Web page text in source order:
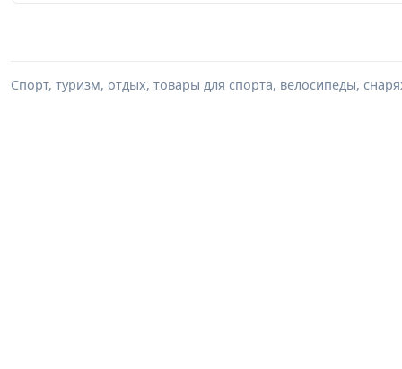
Спорт, туризм, отдых, товары для спорта, велосипеды,